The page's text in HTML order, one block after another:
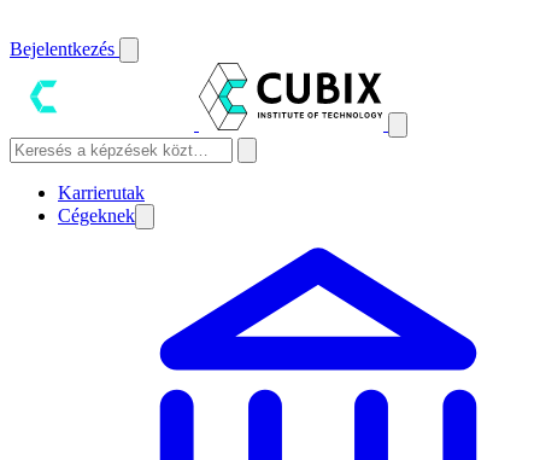
Bejelentkezés
Karrierutak
Cégeknek